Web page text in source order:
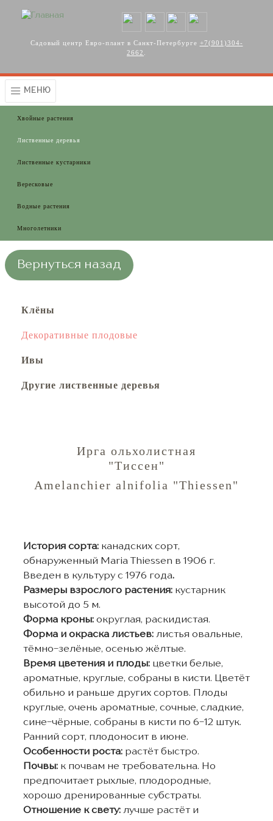
Садовый центр Евро-плант в Санкт-Петербурге +7(901)304-
2662
МЕНЮ
Хвойные растения
Лиственные деревья
Лиственные кустарники
Вересковые
Водные растения
Многолетники
Вернуться назад
Клёны
Декоративные плодовые
Ивы
Другие лиственные деревья
Ирга ольхолистная
"Тиссен"
Amelanchier alnifolia "Thiessen"
История сорта: канадских сорт,
обнаруженный Maria Thiessen в 1906 г.
Введен в культуру с 1976 года.
Размеры взрослого растения: кустарник
высотой до 5 м.
Форма кроны: округлая, раскидистая.
Форма и окраска листьев: листья овальные,
тёмно-зелёные, осенью жёлтые.
Время цветения и плоды: цветки белые,
ароматные, круглые, собраны в кисти. Цветёт
обильно и раньше других сортов. Плоды
круглые, очень ароматные, сочные, сладкие,
сине-чёрные, собраны в кисти по 6-12 штук.
Ранний сорт, плодоносит в июне.
Особенности роста: растёт быстро.
Почвы: к почвам не требовательна. Но
предпочитает рыхлые, плодородные,
хорошо дренированные субстраты.
Отношение к свету: лучше растёт и